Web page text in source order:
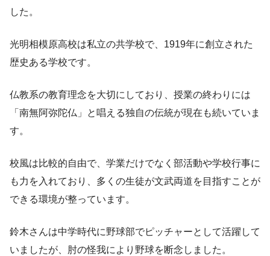
した。
光明相模原高校は私立の共学校で、1919年に創立された
歴史ある学校です。
仏教系の教育理念を大切にしており、授業の終わりには
「南無阿弥陀仏」と唱える独自の伝統が現在も続いていま
す。
校風は比較的自由で、学業だけでなく部活動や学校行事に
も力を入れており、多くの生徒が文武両道を目指すことが
できる環境が整っています。
鈴木さんは中学時代に野球部でピッチャーとして活躍して
いましたが、肘の怪我により野球を断念しました。